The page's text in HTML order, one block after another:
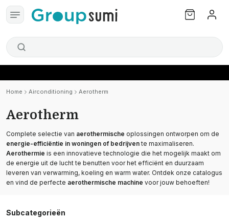
Home Airconditioning Aerotherm
Aerotherm
Complete selectie van aerothermische oplossingen ontworpen om de
energie-efficiëntie in woningen of bedrijvente maximaliseren.
Aerothermie is een innovatieve technologie die het mogelijk maakt om
de energie uit de lucht te benutten voor het efficiënt en duurzaam
leveren van verwarming, koeling en warm water. Ontdek onze catalogus
en vind de perfecte aerothermische machine voor jouw behoeften!
Subcategorieën